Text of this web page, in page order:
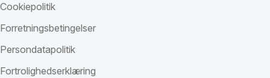
Cookiepolitik
Forretningsbetingelser
Persondatapolitik
Fortrolighedserklæring